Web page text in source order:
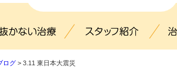
(初めての方へ) 出来るだけ抜かない治療
スタ
ログ > 3.11 東日本大震災